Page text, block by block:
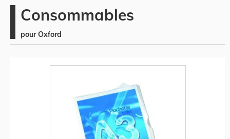
Consommables
pour Oxford